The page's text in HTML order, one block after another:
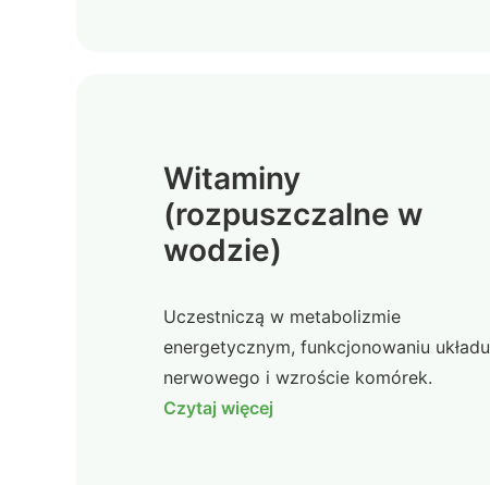
Witaminy
(rozpuszczalne w
wodzie)
Uczestniczą w metabolizmie
energetycznym, funkcjonowaniu układu
nerwowego i wzroście komórek.
Czytaj więcej